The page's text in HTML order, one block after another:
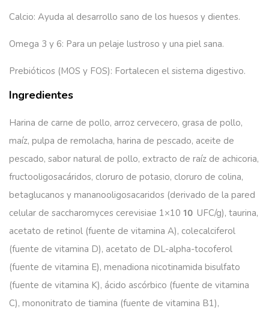
Calcio: Ayuda al desarrollo sano de los huesos y dientes.
Omega 3 y 6: Para un pelaje lustroso y una piel sana.
Prebióticos (MOS y FOS): Fortalecen el sistema digestivo.
Ingredientes
Harina de carne de pollo, arroz cervecero, grasa de pollo,
maíz, pulpa de remolacha, harina de pescado, aceite de
pescado, sabor natural de pollo, extracto de raíz de achicoria,
fructooligosacáridos, cloruro de potasio, cloruro de colina,
betaglucanos y mananooligosacaridos (derivado de la pared
celular de saccharomyces cerevisiae 1×10 10 UFC/g), taurina,
acetato de retinol (fuente de vitamina A), colecalciferol
(fuente de vitamina D), acetato de DL-alpha-tocoferol
(fuente de vitamina E), menadiona nicotinamida bisulfato
(fuente de vitamina K), ácido ascórbico (fuente de vitamina
C), mononitrato de tiamina (fuente de vitamina B1),